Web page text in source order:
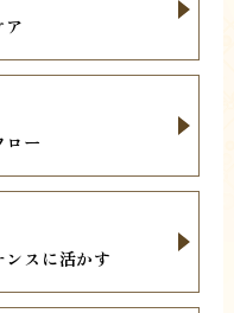
ー
ンスに活かす